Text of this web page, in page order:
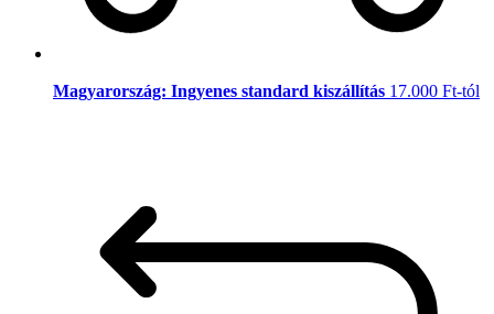
Magyarország: Ingyenes standard kiszállítás 17.000 Ft-tól